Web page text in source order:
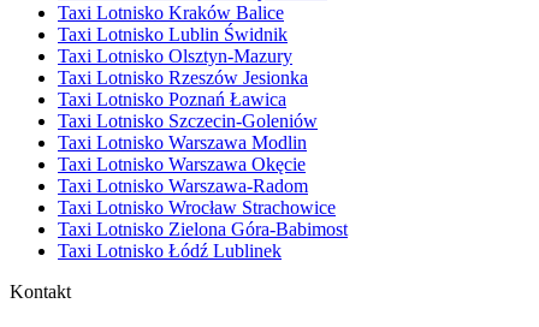
Taxi Lotnisko Kraków Balice
Taxi Lotnisko Lublin Świdnik
Taxi Lotnisko Olsztyn-Mazury
Taxi Lotnisko Rzeszów Jesionka
Taxi Lotnisko Poznań Ławica
Taxi Lotnisko Szczecin-Goleniów
Taxi Lotnisko Warszawa Modlin
Taxi Lotnisko Warszawa Okęcie
Taxi Lotnisko Warszawa-Radom
Taxi Lotnisko Wrocław Strachowice
Taxi Lotnisko Zielona Góra-Babimost
Taxi Lotnisko Łódź Lublinek
Kontakt